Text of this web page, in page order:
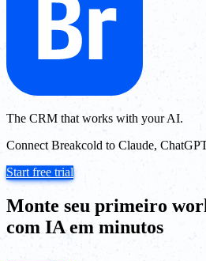
The CRM that works with your AI.
Connect Breakcold to Claude,
Start free trial
Monte seu primeiro
com IA em minutos